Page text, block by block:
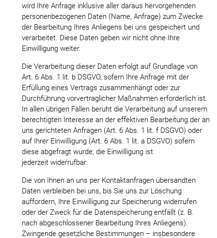
wird Ihre Anfrage inklusive aller daraus hervorgehenden
personenbezogenen Daten (Name, Anfrage) zum Zwecke
der Bearbeitung Ihres Anliegens bei uns gespeichert und
verarbeitet. Diese Daten geben wir nicht ohne Ihre
Einwilligung weiter.
Die Verarbeitung dieser Daten erfolgt auf Grundlage von
Art. 6 Abs. 1 lit. b DSGVO, sofern Ihre Anfrage mit der
Erfüllung eines Vertrags zusammenhängt oder zur
Durchführung vorvertraglicher Maßnahmen erforderlich ist.
In allen übrigen Fällen beruht die Verarbeitung auf unserem
berechtigten Interesse an der effektiven Bearbeitung der an
uns gerichteten Anfragen (Art. 6 Abs. 1 lit. f DSGVO) oder
auf Ihrer Einwilligung (Art. 6 Abs. 1 lit. a DSGVO) sofern
diese abgefragt wurde; die Einwilligung ist
jederzeit widerrufbar.
Die von Ihnen an uns per Kontaktanfragen übersandten
Daten verbleiben bei uns, bis Sie uns zur Löschung
auffordern, Ihre Einwilligung zur Speicherung widerrufen
oder der Zweck für die Datenspeicherung entfällt (z. B.
nach abgeschlossener Bearbeitung Ihres Anliegens).
Zwingende gesetzliche Bestimmungen – insbesondere